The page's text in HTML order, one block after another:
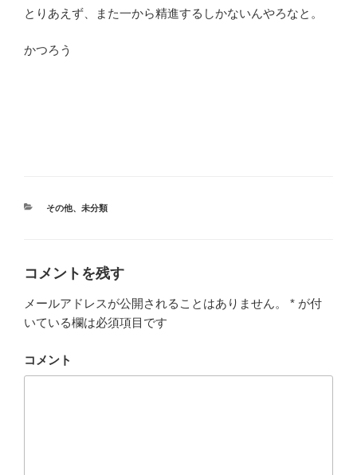
とりあえず、また一から精進するしかないんやろなと。
かつろう
カ
ー
その他、 未分類
コメントを残す
メールアドレスが公開されることはありません。 * が付
いている欄は必須項目です
コメント